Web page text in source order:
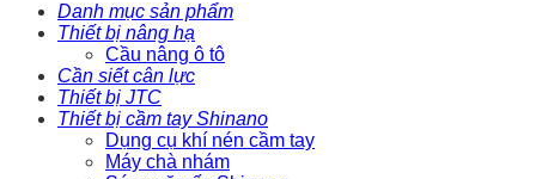
Danh mục sản phẩm
Thiết bị nâng hạ
Cầu nâng ô tô
Cần siết cân lực
Thiết bị JTC
Thiết bị cầm tay Shinano
Dụng cụ khí nén cầm tay
Máy chà nhám